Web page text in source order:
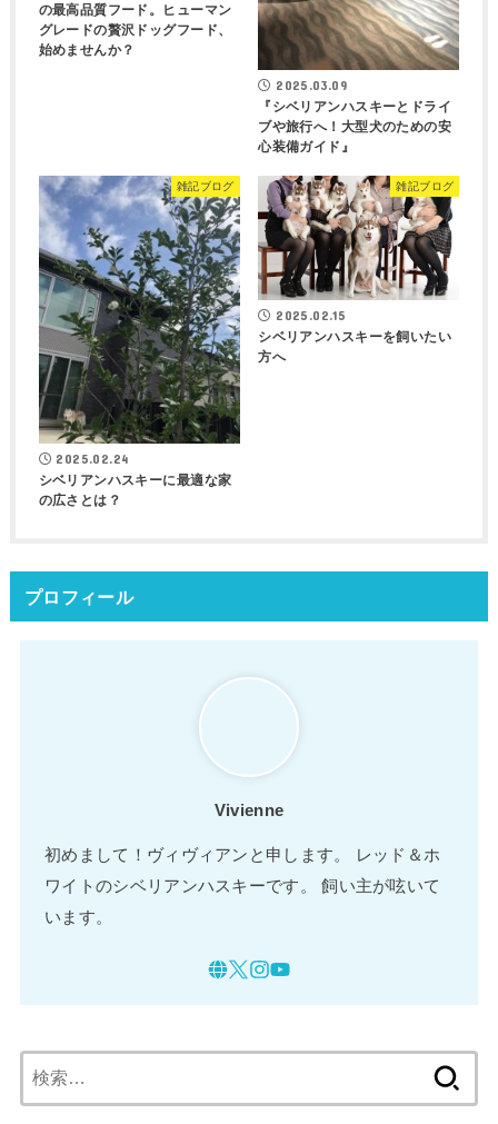
の最高品質フード。ヒューマン
グレードの贅沢ドッグフード、
始めませんか？
2025.03.09
『シベリアンハスキーとドライ
ブや旅行へ！大型犬のための安
心装備ガイド』
雑記ブログ
2025.02.24
シベリアンハスキーに最適な家
の広さとは？
雑記ブログ
2025.02.15
シベリアンハスキーを飼いたい
方へ
プロフィール
Vivienne
初めまして！ヴィヴィアンと申します。 レッド＆ホ
ワイトのシベリアンハスキーです。 飼い主が呟いて
います。
索: